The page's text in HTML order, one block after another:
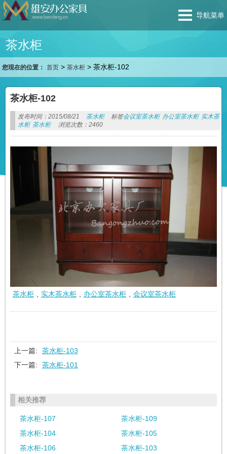
导航菜单
茶水柜
您现在的位置： 首页 >茶水柜 >茶水柜-102
茶水柜-102
发布时间：2015/08/21 茶水柜 标签会议室茶水柜 办公室茶水柜 实木茶
水柜 茶水柜 浏览次数：2460
茶水柜 实木茶水柜 办公室茶水柜 会议室茶水柜
上一篇:
茶水柜-103
下一篇:
茶水柜-101
相关推荐
茶水柜-107
茶水柜-109
茶水柜-104
茶水柜-105
茶水柜-106
茶水柜-103